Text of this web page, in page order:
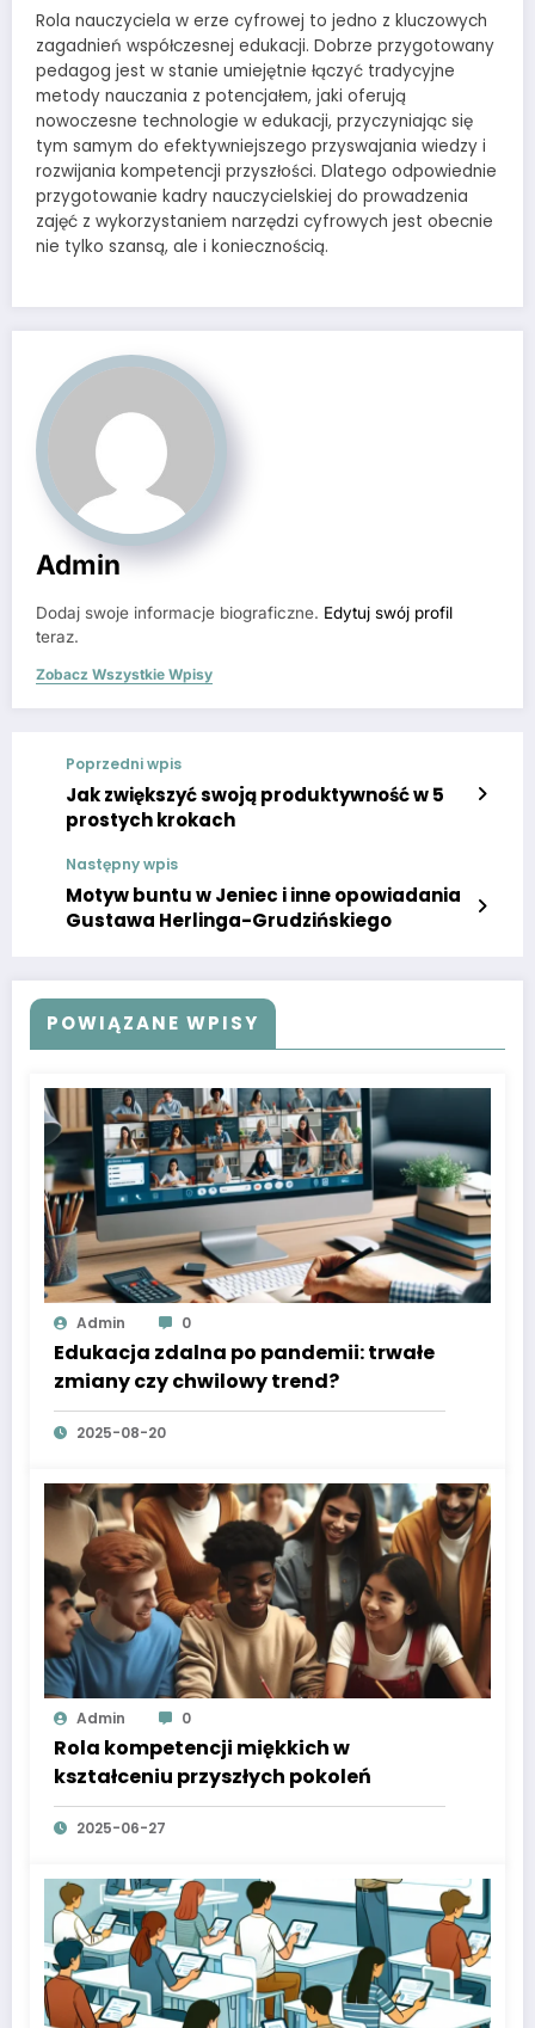
Rola nauczyciela w erze cyfrowej to jedno z kluczowych
zagadnień współczesnej edukacji. Dobrze przygotowany
pedagog jest w stanie umiejętnie łączyć tradycyjne
metody nauczania z potencjałem, jaki oferują
nowoczesne technologie w edukacji, przyczyniając się
tym samym do efektywniejszego przyswajania wiedzy i
rozwijania kompetencji przyszłości. Dlatego odpowiednie
przygotowanie kadry nauczycielskiej do prowadzenia
zajęć z wykorzystaniem narzędzi cyfrowych jest obecnie
nie tylko szansą, ale i koniecznością.
Admin
Dodaj swoje informacje biograficzne. Edytuj swój profil
teraz.
Zobacz Wszystkie Wpisy
Poprzedni wpis
Jak zwiększyć swoją produktywność w 5
prostych krokach
Następny wpis
Motyw buntu w Jeniec i inne opowiadania
Gustawa Herlinga-Grudzińskiego
POWIĄZANE WPISY
Admin 0
Edukacja zdalna po pandemii: trwałe
zmiany czy chwilowy trend?
2025-08-20
Admin 0
Rola kompetencji miękkich w
kształceniu przyszłych pokoleń
2025-06-27